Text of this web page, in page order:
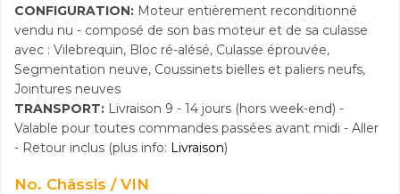
CONFIGURATION: Moteur entièrement reconditionné
vendu nu - composé de son bas moteur et de sa culasse
avec : Vilebrequin, Bloc ré-alésé, Culasse éprouvée,
Segmentation neuve, Coussinets bielles et paliers neufs,
Jointures neuves
TRANSPORT: Livraison 9 - 14 jours (hors week-end) -
Valable pour toutes commandes passées avant midi - Aller
- Retour inclus (plus info: Livraison)
No. Châssis / VIN